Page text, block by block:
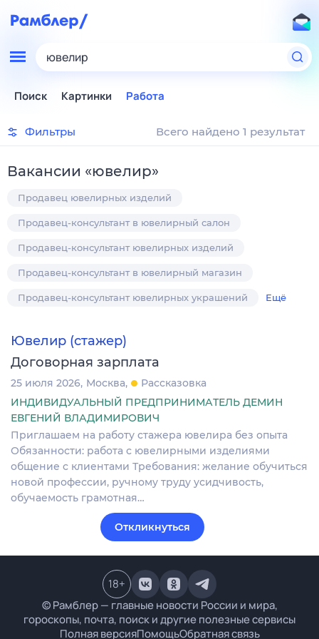
ювелир
Поиск Картинки Работа
Фильтры Всего найдено 1 результат
Вакансии «ювелир»
Продавец ювелирных изделий
Продавец-консультант в ювелирный салон
Продавец-консультант ювелирных изделий
Продавец-консультант в ювелирный магазин
Продавец-консультант ювелирных украшений Ещё
Ювелир (стажер)
Договорная зарплата
25 июля 2026 Москва
Рассказовка
ИНДИВИДУАЛЬНЫЙ ПРЕДПРИНИМАТЕЛЬ ДЕМИН
ЕВГЕНИЙ ВЛАДИМИРОВИЧ
Приглашаем на работу стажера ювелира без опыта
Обязанности: работа с ювелирными изделиями
общение с клиентами Требования: желание обучиться
новой профессии, ручному труду усидчивость,
обучаемость грамотная…
Откликнуться
© Рамблер — главные новости России и мира,
гороскопы, почта, поиск и другие полезные сервисы
Полная версияПомощьОбратная связь
18+